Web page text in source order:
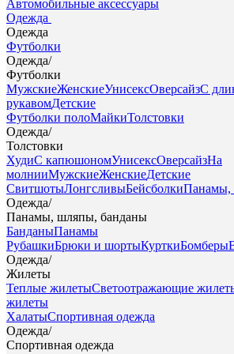
Автомобильные аксессуары
Одежда
Одежда
Футболки
Одежда/
Футболки
МужскиеЖенскиеУнисексОверсайзС
рукавомДетские
Футболки полоМайкиТолстовки
Одежда/
Толстовки
ХудиС капюшономУнисексОверсайзНа
молнииМужскиеЖенскиеДетские
СвитшотыЛонгсливыБейсболкиПанамы,
Одежда/
Панамы, шляпы, банданы
БанданыПанамы
РубашкиБрюки и шортыКурткиБомберы
Одежда/
Жилеты
Теплые жилетыСветоотражающие
жилеты
ХалатыСпортивная одежда
Одежда/
Спортивная одежда